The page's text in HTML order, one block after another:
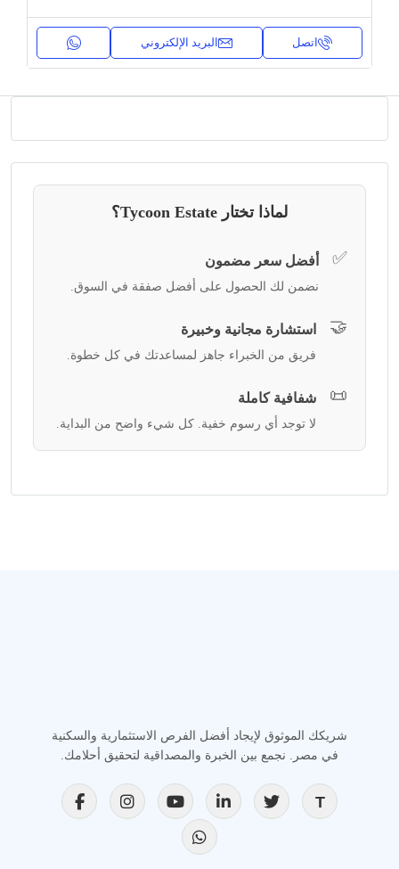
اتصل البريد الإلكتروني
لماذا تختار Tycoon Estate؟
✅ أفضل سعر مضمون
نضمن لك الحصول على أفضل صفقة في السوق.
🤝 استشارة مجانية وخبيرة
فريق من الخبراء جاهز لمساعدتك في كل خطوة.
📜 شفافية كاملة
لا توجد أي رسوم خفية. كل شيء واضح من البداية.
شريكك الموثوق لإيجاد أفضل الفرص الاستثمارية والسكنية
في مصر. نجمع بين الخبرة والمصداقية لتحقيق أحلامك.